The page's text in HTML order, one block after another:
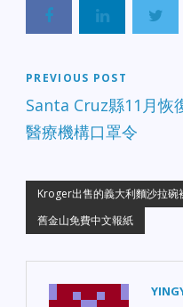
PREVIOUS POST
Santa Cruz縣11月恢
醫療機構口罩令
Kroger出售的義大利麵沙拉碗
舊金山免費中文報紙